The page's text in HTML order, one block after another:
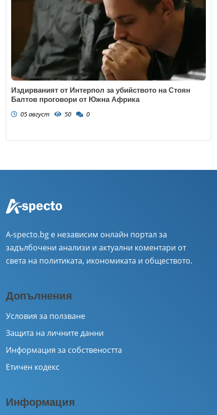
Издирваният от Интерпол за убийството на Стоян
Балтов проговори от Южна Африка
05 август 50 0
A-specto.bg е независим онлайн портал за
задълбочени анализи и актуални коментари от
света на политиката, икономиката и обществото.
Допълнения
Условия за ползване
Защита на личните данни
Информация за собствеността
Етичен кодекс
Информация